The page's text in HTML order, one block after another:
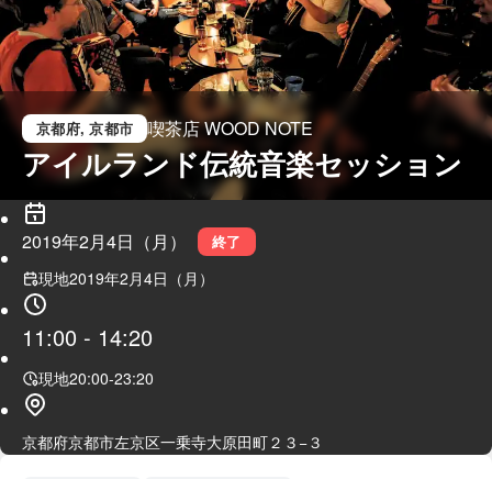
京都府, 京都市 喫茶店 WOOD NOTE
アイルランド伝統音楽セッション
2019年2月4日（月） 終了
現地2019年2月4日（月）
11:00 - 14:20
現地20:00-23:20
京都府京都市左京区一乗寺大原田町２３−３